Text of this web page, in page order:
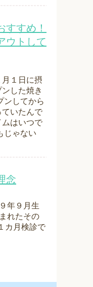
すすめ！
ウトして
月１日に摂
した焼き
ンしてから
いたんで
はいつで
じゃない
念
年９月生
れたその
カ月検診で